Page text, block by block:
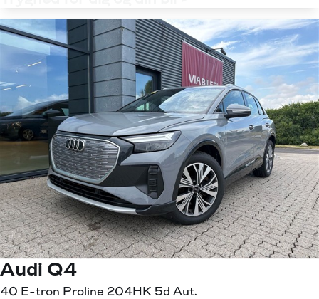
Audi Q4
40 E-tron Proline 204HK 5d Aut.